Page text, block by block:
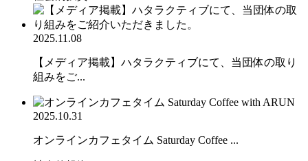
2025.11.08
【メディア掲載】ハタラクティブにて、当団体の取り
組みをご...
2025.10.31
オンラインカフェタイム Saturday Coffee ...